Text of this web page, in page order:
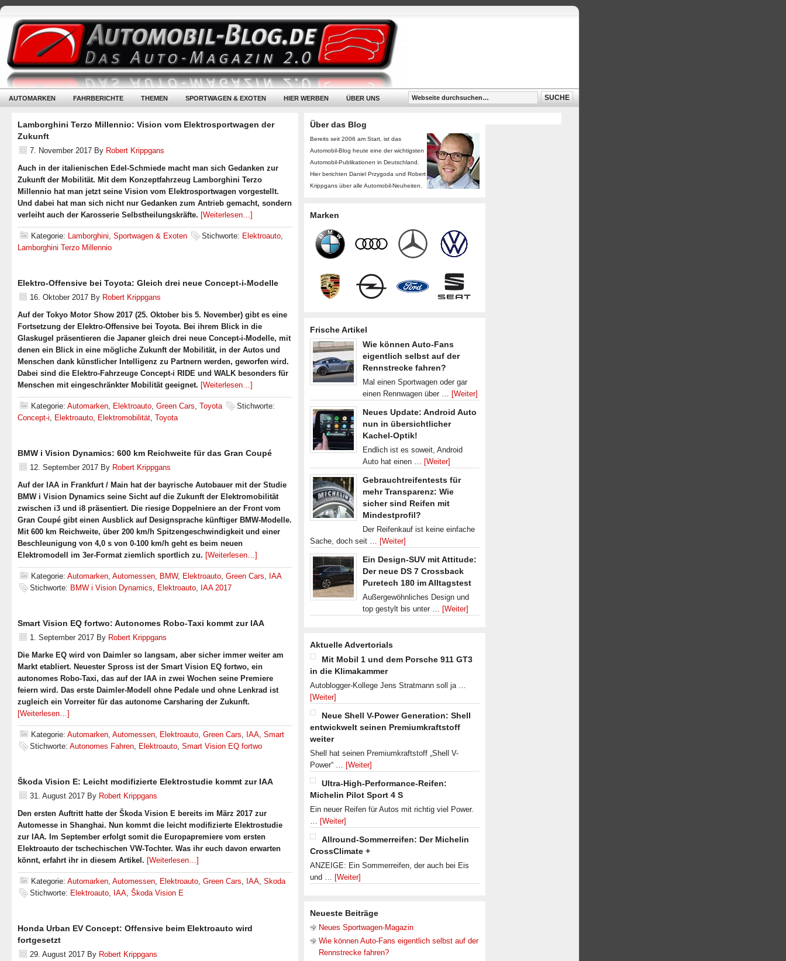
AUTOMARKEN FAHRBERICHTE THEMEN SPORTWAGEN & EXOTEN HIER WERBEN ÜBER UNS
Lamborghini Terzo Millennio: Vision vom Elektrosportwagen der
Zukunft
7. November 2017 By Robert Krippgans
Auch in der italienischen Edel-Schmiede macht man sich Gedanken zur
Zukunft der Mobilität. Mit dem Konzeptfahrzeug Lamborghini Terzo
Millennio hat man jetzt seine Vision vom Elektrosportwagen vorgestellt.
Und dabei hat man sich nicht nur Gedanken zum Antrieb gemacht, sondern
verleiht auch der Karosserie Selbstheilungskräfte. [Weiterlesen…]
Kategorie: Lamborghini, Sportwagen & Exoten Stichworte: Elektroauto,
Lamborghini Terzo Millennio
Elektro-Offensive bei Toyota: Gleich drei neue Concept-i-Modelle
16. Oktober 2017 By Robert Krippgans
Auf der Tokyo Motor Show 2017 (25. Oktober bis 5. November) gibt es eine
Fortsetzung der Elektro-Offensive bei Toyota. Bei ihrem Blick in die
Glaskugel präsentieren die Japaner gleich drei neue Concept-i-Modelle, mit
denen ein Blick in eine mögliche Zukunft der Mobilität, in der Autos und
Menschen dank künstlicher Intelligenz zu Partnern werden, geworfen wird.
Dabei sind die Elektro-Fahrzeuge Concept-i RIDE und WALK besonders für
Menschen mit eingeschränkter Mobilität geeignet. [Weiterlesen…]
Kategorie: Automarken, Elektroauto, Green Cars, Toyota
Stichworte:
Concept-i, Elektroauto, Elektromobilität, Toyota
BMW i Vision Dynamics: 600 km Reichweite für das Gran Coupé
12. September 2017 By Robert Krippgans
Auf der IAA in Frankfurt / Main hat der bayrische Autobauer mit der Studie
BMW i Vision Dynamics seine Sicht auf die Zukunft der Elektromobilität
zwischen i3 und i8 präsentiert. Die riesige Doppelniere an der Front vom
Gran Coupé gibt einen Ausblick auf Designsprache künftiger BMW-Modelle.
Mit 600 km Reichweite, über 200 km/h Spitzengeschwindigkeit und einer
Beschleunigung von 4,0 s von 0-100 km/h geht es beim neuen
Elektromodell im 3er-Format ziemlich sportlich zu. [Weiterlesen…]
Kategorie: Automarken, Automessen, BMW, Elektroauto, Green Cars, IAA
Stichworte: BMW i Vision Dynamics, Elektroauto, IAA 2017
Smart Vision EQ fortwo: Autonomes Robo-Taxi kommt zur IAA
1. September 2017 By Robert Krippgans
Die Marke EQ wird von Daimler so langsam, aber sicher immer weiter am
Markt etabliert. Neuester Spross ist der Smart Vision EQ fortwo, ein
autonomes Robo-Taxi, das auf der IAA in zwei Wochen seine Premiere
feiern wird. Das erste Daimler-Modell ohne Pedale und ohne Lenkrad ist
zugleich ein Vorreiter für das autonome Carsharing der Zukunft.
[Weiterlesen…]
Kategorie: Automarken, Automessen, Elektroauto, Green Cars, IAA, Smart
Stichworte: Autonomes Fahren, Elektroauto, Smart Vision EQ fortwo
Škoda Vision E: Leicht modifizierte Elektrostudie kommt zur IAA
31. August 2017 By Robert Krippgans
Den ersten Auftritt hatte der Škoda Vision E bereits im März 2017 zur
Automesse in Shanghai. Nun kommt die leicht modifizierte Elektrostudie
zur IAA. Im September erfolgt somit die Europapremiere vom ersten
Elektroauto der tschechischen VW-Tochter. Was ihr euch davon erwarten
könnt, erfahrt ihr in diesem Artikel. [Weiterlesen…]
Kategorie: Automarken, Automessen, Elektroauto, Green Cars, IAA, Skoda
Stichworte: Elektroauto, IAA, Škoda Vision E
Honda Urban EV Concept: Offensive beim Elektroauto wird
fortgesetzt
29. August 2017 By Robert Krippgans
Über das Blog
Bereits seit 2006 am Start, ist das
Automobil-Blog heute eine der wichtigsten
Automobil-Publikationen in Deutschland.
Hier berichten Daniel Przygoda und Robert
Krippgans über alle Automobil-Neuheiten.
Marken
Frische Artikel
Wie können Auto-Fans
eigentlich selbst auf der
Rennstrecke fahren?
Mal einen Sportwagen oder gar
einen Rennwagen über … [Weiter]
Neues Update: Android Auto
nun in übersichtlicher
Kachel-Optik!
Endlich ist es soweit, Android
Auto hat einen … [Weiter]
Gebrauchtreifentests für
mehr Transparenz: Wie
sicher sind Reifen mit
Mindestprofil?
Der Reifenkauf ist keine einfache
Sache, doch seit … [Weiter]
Ein Design-SUV mit Attitude:
Der neue DS 7 Crossback
Puretech 180 im Alltagstest
Außergewöhnliches Design und
top gestylt bis unter … [Weiter]
Aktuelle Advertorials
Mit Mobil 1 und dem Porsche 911 GT3
in die Klimakammer
Autoblogger-Kollege Jens Stratmann soll ja …
[Weiter]
Neue Shell V-Power Generation: Shell
entwickwelt seinen Premiumkraftstoff
weiter
Shell hat seinen Premiumkraftstoff „Shell V-
Power“ … [Weiter]
Ultra-High-Performance-Reifen:
Michelin Pilot Sport 4 S
Ein neuer Reifen für Autos mit richtig viel Power.
… [Weiter]
Allround-Sommerreifen: Der Michelin
CrossClimate +
ANZEIGE: Ein Sommerreifen, der auch bei Eis
und … [Weiter]
Neueste Beiträge
Neues Sportwagen-Magazin
Wie können Auto-Fans eigentlich selbst auf der
Rennstrecke fahren?